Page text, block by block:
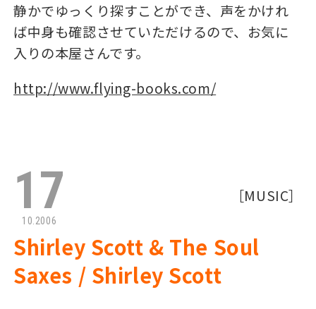
静かでゆっくり探すことができ、声をかけれ
ば中身も確認させていただけるので、お気に
入りの本屋さんです。
http://www.flying-books.com/
17
10.2006
［MUSIC］
Shirley Scott & The Soul
Saxes / Shirley Scott